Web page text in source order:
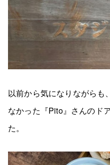
以前から気になりながらも
なかった『Pito』さんのド
た。